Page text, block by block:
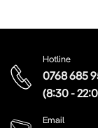
Hotline
0768 685
(8:30 -
Email